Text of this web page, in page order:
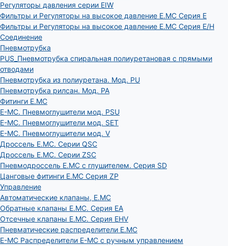
Регуляторы давления серии EIW
Фильтры и Регуляторы на высокое давление E.MC Серия E
Фильтры и Регуляторы на высокое давление E.MC Серия E/H
Соединение
Пневмотрубка
PUS_Пневмотрубка спиральная полиуретановая с прямыми
отводами
Пневмотрубка из полиуретана. Мод. РU
Пневмотрубка рилсан. Мод. PA
Фитинги E.MC
E-MC. Пневмоглушители мод. PSU
E-MC. Пневмоглушители мод. SET
E-MC. Пневмоглушители мод. V
Дроссель E.MC. Серии QSC
Дроссель E.MC. Серии ZSC
Пневмодроссель E.MC с глушителем. Серия SD
Цанговые фитинги E.MC Серия ZP
Управление
Автоматические клапаны, Е.МС
Обратные клапаны E.MC. Серия EA
Отсечные клапаны E.MC. Серия EHV
Пневматические распределители E.MC
E-MC Распределители E-MC с ручным управлением